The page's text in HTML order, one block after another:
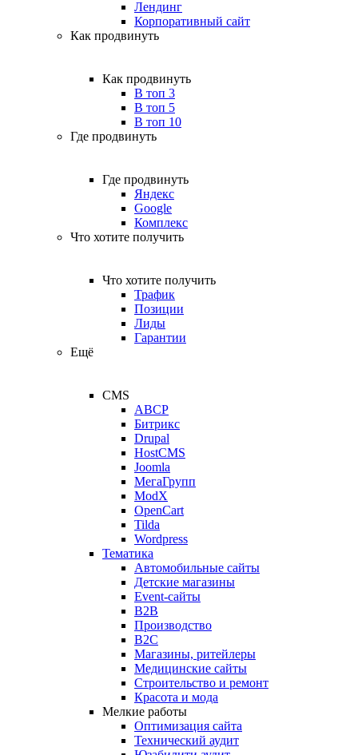
Лендинг
Корпоративный сайт
Как продвинуть
Как продвинуть
В топ 3
В топ 5
В топ 10
Где продвинуть
Где продвинуть
Яндекс
Google
Комплекс
Что хотите получить
Что хотите получить
Трафик
Позиции
Лиды
Гарантии
Ещё
CMS
ABCP
Битрикс
Drupal
HostCMS
Joomla
МегаГрупп
ModX
OpenCart
Tilda
Wordpress
Тематика
Автомобильные сайты
Детские магазины
Event-сайты
B2B
Производство
B2C
Магазины, ритейлеры
Медицинские сайты
Строительство и ремонт
Красота и мода
Мелкие работы
Оптимизация сайта
Технический аудит